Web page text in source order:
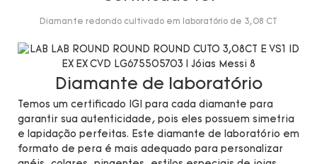
Diamante redondo cultivado em laboratório de 3,08 CT
Diamante de laboratório
Temos um certificado IGI para cada diamante para
garantir sua autenticidade, pois eles possuem simetria
e lapidação perfeitas. Este diamante de laboratório em
formato de pera é mais adequado para personalizar